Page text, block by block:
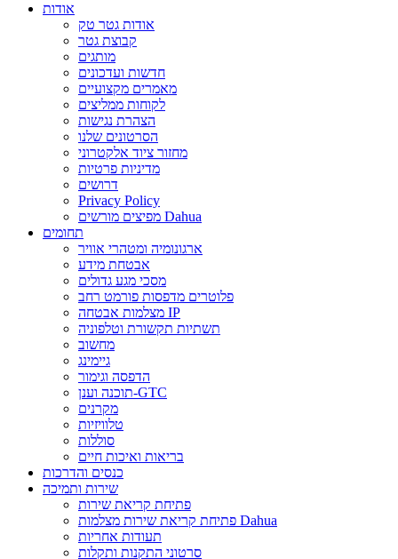
אודות
אודות גטר טק
קבוצת גטר
מותגים
חדשות ועדכונים
מאמרים מקצועיים
לקוחות ממליצים
הצהרת נגישות
הסרטונים שלנו
מחזור ציוד אלקטרוני
מדיניות פרטיות
דרושים
Privacy Policy
מפיצים מורשים Dahua
תחומים
ארגונומיה ומטהרי אוויר
אבטחת מידע
מסכי מגע גדולים
פלוטרים מדפסות פורמט רחב
מצלמות אבטחה IP
תשתיות תקשורת וטלפוניה
מחשוב
גיימינג
הדפסה וגימור
תוכנה וענן-GTC
מקרנים
טלוויזיות
סוללות
בריאות ואיכות חיים
כנסים והדרכות
שירות ותמיכה
פתיחת קריאת שירות
פתיחת קריאת שירות מצלמות Dahua
תעודות אחריות
סרטוני התקנות ותקלות